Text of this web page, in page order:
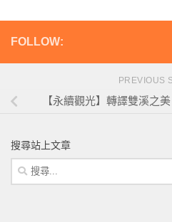
FOLLOW:
PREVIOUS
【永續觀光】轉譯雙溪之
搜尋站上文章
搜
尋